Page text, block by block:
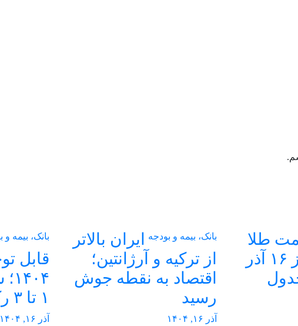
طلا
۱۸ عیار امروز ۱۶ آذر
بانک، بیمه و بودجه
ایران بالاتر
از ترکیه و آرژانتین؛
اقتصاد به نقطه جوش
رسید
آذر ۱۶, ۱۴۰۴
بانک، بیمه و
قابل
۱ تا ۳ رکورد زد
آذر ۱۶, ۱۴۰۴